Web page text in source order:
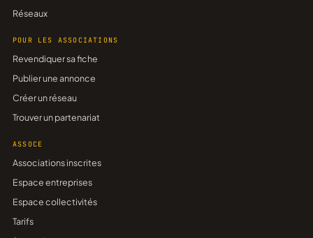
Réseaux
POUR LES ASSOCIATIONS
Revendiquer sa fiche
Publier une annonce
Créer un réseau
Trouver un partenariat
ASSOCE
Associations inscrites
Espace entreprises
Espace collectivités
Tarifs